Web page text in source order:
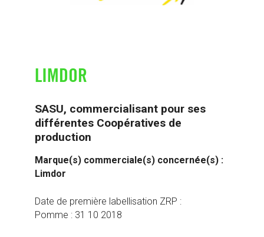
LIMDOR
SASU, commercialisant pour ses
différentes Coopératives de
production
Marque(s) commerciale(s) concernée(s) :
Limdor
Date de première labellisation ZRP :
Pomme : 31 10 2018